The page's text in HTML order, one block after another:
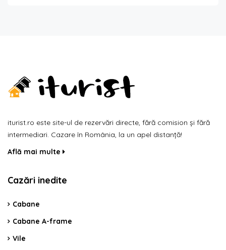
iturist.ro este site-ul de rezervări directe, fără comision și fără
intermediari. Cazare în România, la un apel distanță!
Află mai multe
Cazări inedite
Cabane
Cabane A-frame
Vile